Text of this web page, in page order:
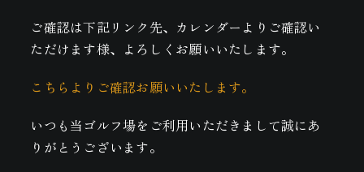
ご確認は下記リンク先、カレンダーよりご確認い
ただけます様、よろしくお願いいたします。
こちらよりご確認お願いいたします。
いつも当ゴルフ場をご利用いただきまして誠にあ
りがとうございます。